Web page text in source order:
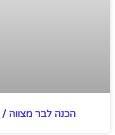
הכנה לבר מצווה /